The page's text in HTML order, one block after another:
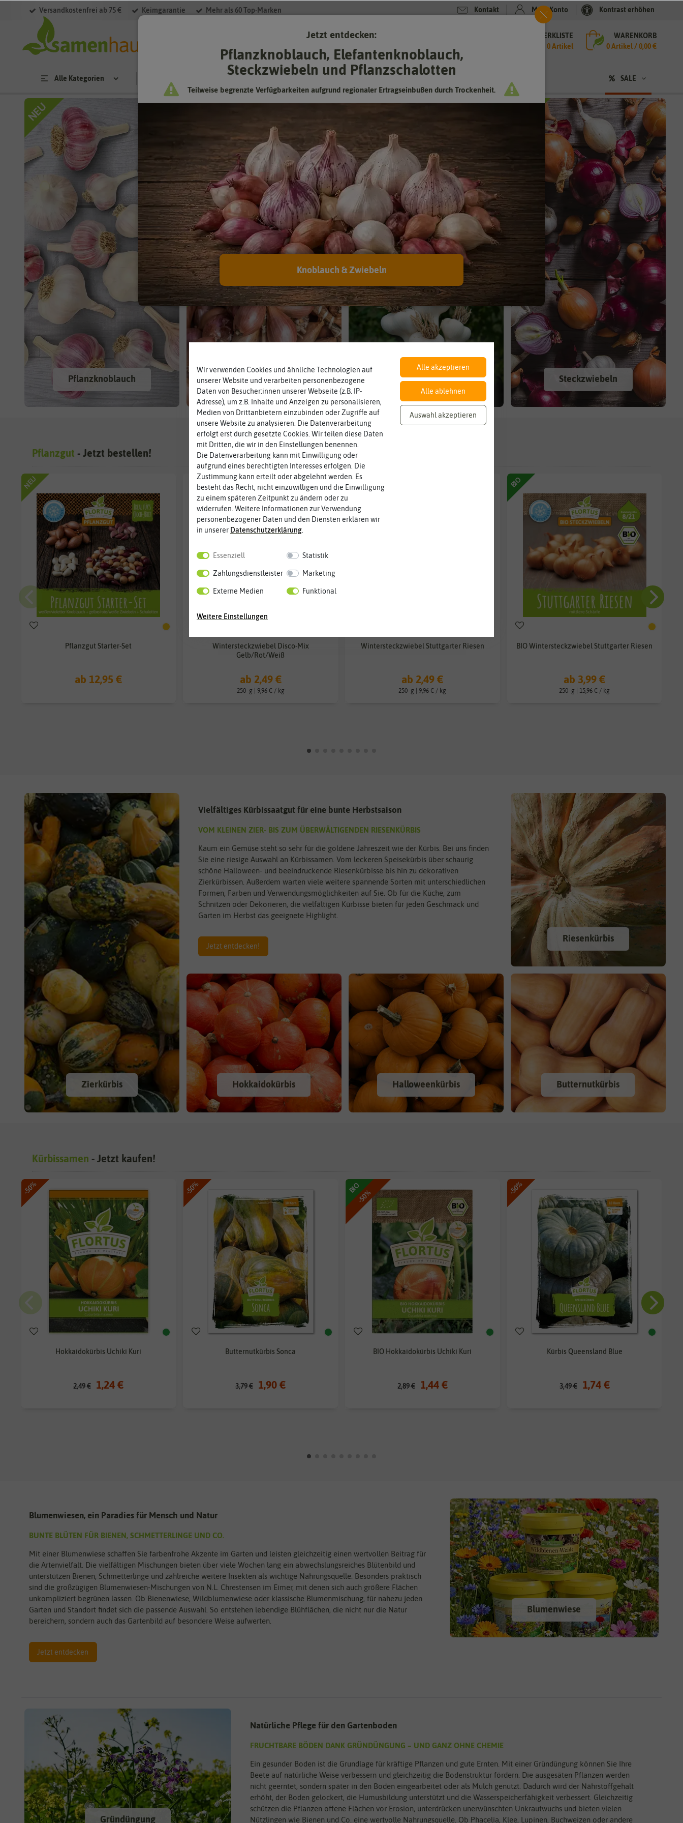
Versandkostenfrei ab 75 € Keimgarantie Mehr als 60 Top-Marken Kontakt Mein Konto Kontrast erhöhen
MERKLISTE
0 Artikel
WARENKORB
0Artikel /0,00 €
Alle Kategorien SALE
Pflanzknoblauch
PFLANZKNOBLAUCH, STECKZWIEBELN & PFLANZSCHALOTTEN
Es ist Zeit für Pflanzknoblauch und Steckzwiebeln. In diesem Jahr haben wir nicht nur
Klassiker im Angebot, sondern auch zahlreiche neue Sorten, die mit viel Geschmack
überraschen. Jede Zwiebelsorte und jede Knoblauchsorte hat so ihre eigenen
Besonderheiten. Versuchen Sie doch mal unsere Knoblauch- oder Zwiebelmischungen.
Unser Highlight ist der Elefantenknoblauch, der gerade in die Kleingärten einzieht und
eine riesige Ernte verspricht.
Jetzt bestellen!
Pflanzschalotten Elefantenknoblauch Steckzwiebeln
Pflanzgut - Jetzt bestellen!
NEU
Pflanzgut Starter-Set
ab 12,95 €
Wintersteckzwiebel Disco-Mix
Gelb/Rot/Weiß
ab 2,49 €
250 g | 9,96 € / kg
Wintersteckzwiebel Stuttgarter Riesen
ab 2,49 €
250 g | 9,96 € / kg
BIO
BIO Wintersteckzwiebel Stuttgarter Riesen
ab 3,99 €
250 g | 15,96 € / kg
Zierkürbis
Vielfältiges Kürbissaatgut für eine bunte Herbstsaison
VOM KLEINEN ZIER- BIS ZUM ÜBERWÄLTIGENDEN RIESENKÜRBIS
Kaum ein Gemüse steht so sehr für die goldene Jahreszeit wie der Kürbis. Bei uns finden
Sie eine riesige Auswahl an Kürbissamen. Vom leckeren Speisekürbis über schaurig
schöne Halloween- und beeindruckende Riesenkürbisse bis hin zu dekorativen
Zierkürbissen. Außerdem warten viele weitere spannende Sorten mit unterschiedlichen
Formen, Farben und Verwendungsmöglichkeiten auf Sie. Ob für die Küche, zum
Schnitzen oder Dekorieren, die vielfältigen Kürbisse bieten für jeden Geschmack und
Garten im Herbst das geeignete Highlight.
Jetzt entdecken!
Riesenkürbis
Hokkaidokürbis Halloweenkürbis Butternutkürbis
Kürbissamen - Jetzt kaufen!
-50%
Hokkaidokürbis Uchiki Kuri
2,49 € 1,24 €
-50%
Butternutkürbis Sonca
3,79 € 1,90 €
-50%
BIO
BIO Hokkaidokürbis Uchiki Kuri
2,89 € 1,44 €
-50%
Kürbis Queensland Blue
3,49 € 1,74 €
Blumenwiesen, ein Paradies für Mensch und Natur
BUNTE BLÜTEN FÜR BIENEN, SCHMETTERLINGE UND CO.
Mit einer Blumenwiese schaffen Sie farbenfrohe Akzente im Garten und leisten gleichzeitig einen wertvollen Beitrag für
die Artenvielfalt. Die vielfältigen Mischungen bieten über viele Wochen lang ein abwechslungsreiches Blütenbild und
unterstützen Bienen, Schmetterlinge und zahlreiche weitere Insekten als wichtige Nahrungsquelle. Besonders praktisch
sind die großzügigen Blumenwiesen-Mischungen von N.L. Chrestensen im Eimer, mit denen sich auch größere Flächen
unkompliziert begrünen lassen. Ob Bienenwiese, Wildblumenwiese oder klassische Blumenmischung, für nahezu jeden
Garten und Standort findet sich die passende Auswahl. So entstehen lebendige Blühflächen, die nicht nur die Natur
bereichern, sondern auch das Gartenbild auf besondere Weise aufwerten.
Jetzt entdecken
Blumenwiese
Gründüngung
Natürliche Pflege für den Gartenboden
FRUCHTBARE BÖDEN DANK GRÜNDÜNGUNG – UND GANZ OHNE CHEMIE
Ein gesunder Boden ist die Grundlage für kräftige Pflanzen und gute Ernten. Mit einer Gründüngung können Sie Ihre
Beete auf natürliche Weise verbessern und gleichzeitig die Bodenstruktur fördern. Die ausgesäten Pflanzen werden
nicht geerntet, sondern später in den Boden eingearbeitet oder als Mulch genutzt. Dadurch wird der Nährstoffgehalt
erhöht, der Boden gelockert, die Humusbildung unterstützt und die Wasserspeicherfähigkeit verbessert. Gleichzeitig
schützen die Pflanzen offene Flächen vor Erosion, unterdrücken unerwünschten Unkrautwuchs und bieten vielen
Nützlingen wie Bienen und Co. eine wertvolle Nahrungsquelle. Ob Phacelia, Klee, Lupinen, Buchweizen oder andere
Wir verwenden Cookies und ähnliche Technologien auf
unserer Website und verarbeiten personenbezogene
Daten von Besucher:innen unserer Webseite (z.B. IP-
Adresse), um z.B. Inhalte und Anzeigen zu personalisieren,
Medien von Drittanbietern einzubinden oder Zugriffe auf
unsere Website zu analysieren. Die Datenverarbeitung
erfolgt erst durch gesetzte Cookies. Wir teilen diese Daten
mit Dritten, die wir in den Einstellungen benennen.
Die Datenverarbeitung kann mit Einwilligung oder
aufgrund eines berechtigten Interesses erfolgen. Die
Zustimmung kann erteilt oder abgelehnt werden. Es
besteht das Recht, nicht einzuwilligen und die Einwilligung
zu einem späteren Zeitpunkt zu ändern oder zu
widerrufen. Weitere Informationen zur Verwendung
personenbezogener Daten und den Diensten erklären wir
in unserer Daten­schutz­erklärung
Essenziell Statistik
Zahlungsdienstleister Marketing
Externe Medien Funktional
Weitere Einstellungen
Alle akzeptieren
Alle ablehnen
Auswahl akzeptieren
Jetzt entdecken:
Pflanzknoblauch, Elefantenknoblauch,
Steckzwiebeln und Pflanzschalotten
Teilweise begrenzte Verfügbarkeiten aufgrund regionaler Ertragseinbußen durch Trockenheit.
Knoblauch & Zwiebeln